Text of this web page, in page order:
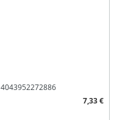
4043952272886
7,33 €